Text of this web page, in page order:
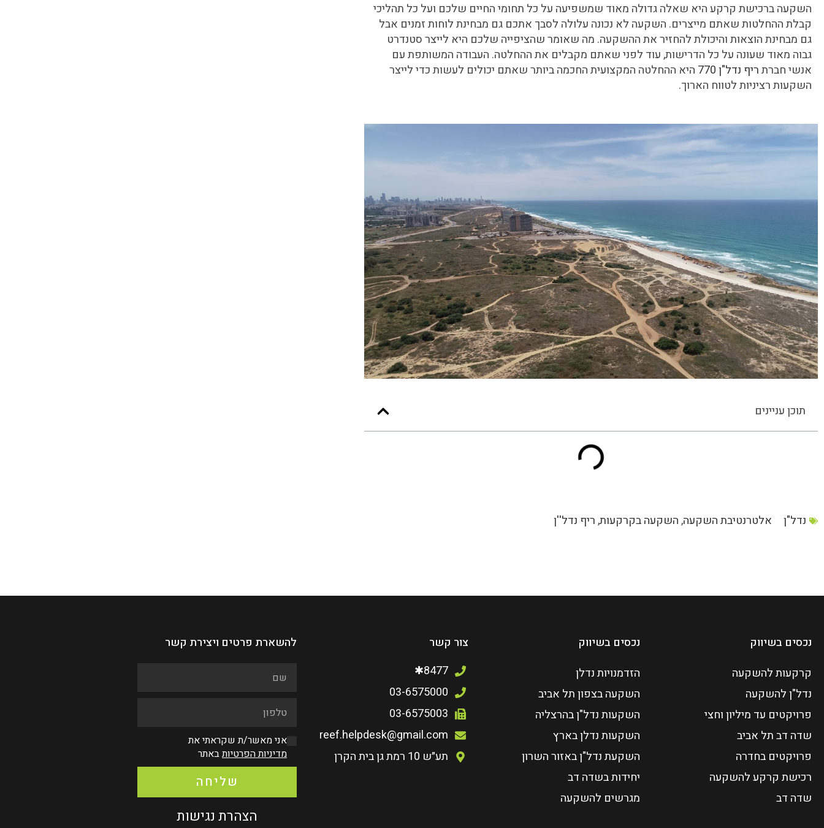
השקעה ברכישת קרקע היא שאלה גדולה מאוד שמשפיעה על כל תחומי החיים שלכם ועל כל תהליכי
קבלת ההחלטות שאתם מייצרים. השקעה לא נכונה עלולה לסבך אתכם גם מבחינת לוחות זמנים אבל
גם מבחינת הוצאות והיכולת להחזיר את ההשקעה. מה שאומר שהציפייה שלכם היא לייצר סטנדרט
גבוה מאוד שעונה על כל הדרישות, עוד לפני שאתם מקבלים את ההחלטה. העבודה המשותפת עם
אנשי חברתריף נדל"ן 770
היא ההחלטה המקצועית החכמה ביותר שאתם יכולים לעשות כדי לייצר
השקעות רציניות לטווח הארוך.
תוכן עניינים
נדל"ן אלטרנטיבת השקעה,השקעה בקרקעות,ריף נדל''ן
נכסים בשיווק
קרקעות להשקעה
נדל"ן להשקעה
פרויקטים עד מיליון וחצי
שדה דב תל אביב
פרויקטים בחדרה
רכישת קרקע להשקעה
שדה דב
נכסים בשיווק
הזדמנויות נדלן
השקעה בצפון תל אביב
השקעות נדל"ן בהרצליה
השקעות נדלן בארץ
השקעת נדל"ן באזור השרון
יחידות בשדה דב
מגרשים להשקעה
צור קשר
8477✱
03-6575000
03-6575003
reef.helpdesk@gmail.com
תע״ש 10 רמת גן בית הקרן
להשארת פרטים ויצירת קשר
אני מאשר/ת שקראתי את
מדיניות הפרטיותבאתר
שליחה
הצהרת נגישות